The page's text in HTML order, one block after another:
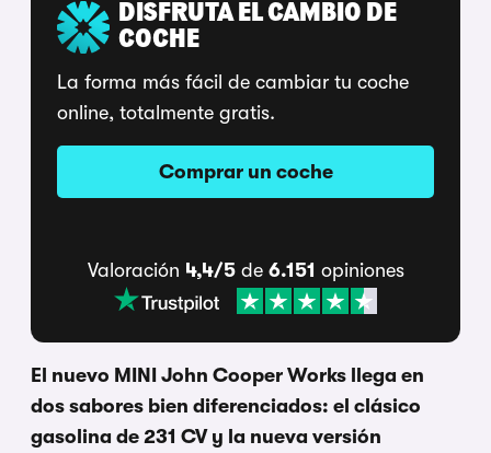
DISFRUTA EL CAMBIO DE
COCHE
La forma más fácil de cambiar tu coche
online, totalmente gratis.
Comprar un coche
Valoración 4,4/5de 6.151 opiniones
El nuevo MINI John Cooper Works llega en
dos sabores bien diferenciados: el clásico
gasolina de 231 CV y la nueva versión